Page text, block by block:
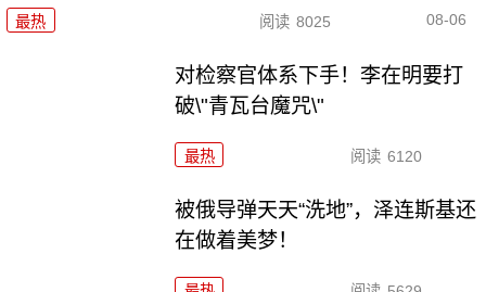
最热 阅读 8025 08-06
对检察官体系下手！李在明要打
破\"青瓦台魔咒\"
最热 阅读 6120
被俄导弹天天“洗地”，泽连斯基还
在做着美梦！